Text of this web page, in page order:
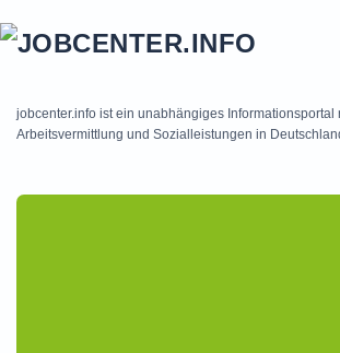
jobcenter.info ist ein unabhängiges Informationsportal
Arbeitsvermittlung und Sozialleistungen in